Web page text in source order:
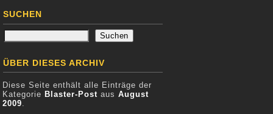
SUCHEN
ÜBER DIESES ARCHIV
Diese Seite enthält alle Einträge der
Kategorie Blaster-Post aus August
2009